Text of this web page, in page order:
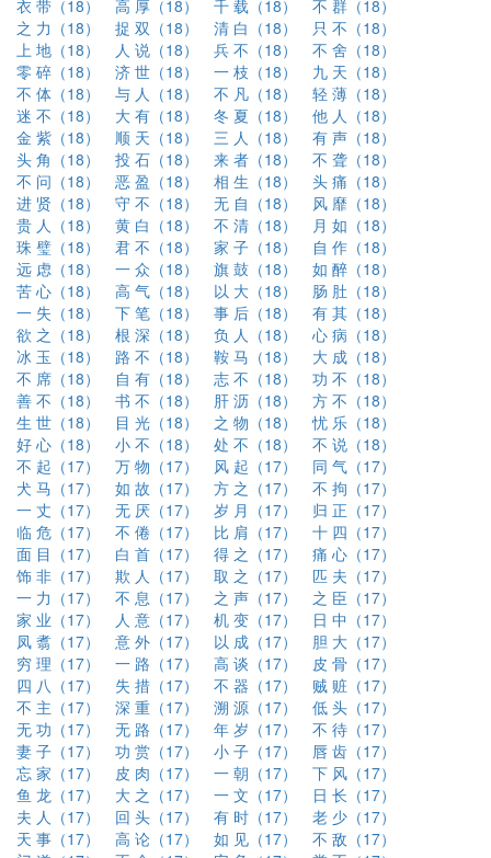
衣 带（18）
高 厚（18） 千 载（18）
不 群（18）
之 力（18）
捉 双（18） 清 白（18）
只 不（18）
上 地（18）
人 说（18） 兵 不（18）
不 舍（18）
零 碎（18）
济 世（18） 一 枝（18）
九 天（18）
不 体（18）
与 人（18） 不 凡（18）
轻 薄（18）
迷 不（18）
大 有（18） 冬 夏（18）
他 人（18）
金 紫（18）
顺 天（18） 三 人（18）
有 声（18）
头 角（18）
投 石（18） 来 者（18）
不 聋（18）
不 问（18）
恶 盈（18） 相 生（18）
头 痛（18）
进 贤（18）
守 不（18） 无 自（18）
风 靡（18）
贵 人（18）
黄 白（18） 不 清（18）
月 如（18）
珠 璧（18）
君 不（18） 家 子（18）
自 作（18）
远 虑（18）
一 众（18） 旗 鼓（18）
如 醉（18）
苦 心（18）
高 气（18） 以 大（18）
肠 肚（18）
一 失（18）
下 笔（18） 事 后（18）
有 其（18）
欲 之（18）
根 深（18） 负 人（18）
心 病（18）
冰 玉（18）
路 不（18） 鞍 马（18）
大 成（18）
不 席（18）
自 有（18） 志 不（18）
功 不（18）
善 不（18）
书 不（18） 肝 沥（18）
方 不（18）
生 世（18）
目 光（18） 之 物（18）
忧 乐（18）
好 心（18）
小 不（18） 处 不（18）
不 说（18）
不 起（17）
万 物（17） 风 起（17）
同 气（17）
犬 马（17）
如 故（17） 方 之（17）
不 拘（17）
一 丈（17）
无 厌（17） 岁 月（17）
归 正（17）
临 危（17）
不 倦（17） 比 肩（17）
十 四（17）
面 目（17）
白 首（17） 得 之（17）
痛 心（17）
饰 非（17）
欺 人（17） 取 之（17）
匹 夫（17）
一 力（17）
不 息（17） 之 声（17）
之 臣（17）
家 业（17）
人 意（17） 机 变（17）
日 中（17）
凤 翥（17）
意 外（17） 以 成（17）
胆 大（17）
穷 理（17）
一 路（17） 高 谈（17）
皮 骨（17）
四 八（17）
失 措（17） 不 器（17）
贼 赃（17）
不 主（17）
深 重（17） 溯 源（17）
低 头（17）
无 功（17）
无 路（17） 年 岁（17）
不 待（17）
妻 子（17）
功 赏（17） 小 子（17）
唇 齿（17）
忘 家（17）
皮 肉（17） 一 朝（17）
下 风（17）
鱼 龙（17）
大 之（17） 一 文（17）
日 长（17）
夫 人（17）
回 头（17） 有 时（17）
老 少（17）
天 事（17）
高 论（17） 如 见（17）
不 敌（17）